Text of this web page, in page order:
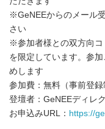
※GeNEEからのメール
さい
※参加者様との双方向コ
を限定しています。参
めします
参加費：無料（事前登録
登壇者：GeNEEディレ
お申込みURL： https://